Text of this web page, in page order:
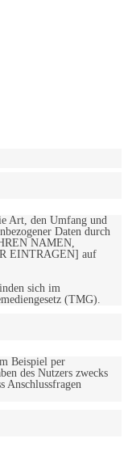
Art, den Umfang und
Daten durch
NAMEN,
EINTRAGEN] auf
sich im
(TMG).
Beispiel per
des Nutzers zwecks
Anschlussfragen